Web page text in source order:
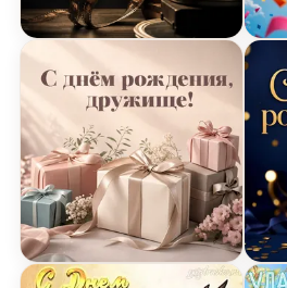
Открытка Днем Рождения
Открытка Днем Рождения